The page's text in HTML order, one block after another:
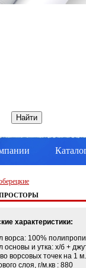
характеристики:
ворса: 100%
основы и утка: х/б +
ворсовых точек на 1
слоя, г/м.кв : 880